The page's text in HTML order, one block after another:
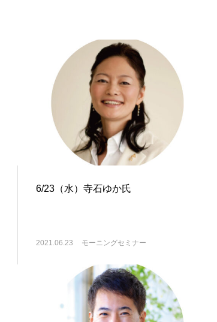
6/23（水）寺石ゆか氏
2021.06.23 モーニングセミナー